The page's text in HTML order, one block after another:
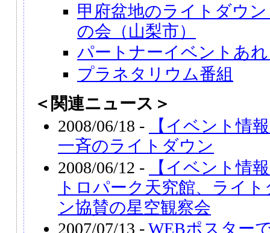
甲府盆地のライトダウ
の会（山梨市）
パートナーイベントあ
プラネタリウム番組
＜関連ニュース＞
2008/06/18 -
【イベント情
一斉のライトダウン
2008/06/12 -
【イベント情
トロパーク天究館、ライ
ン協賛の星空観察会
2007/07/13 -WEBポスター